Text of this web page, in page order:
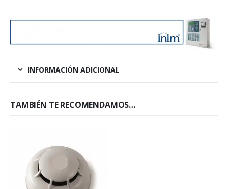
INFORMACIÓN ADICIONAL
TAMBIÉN TE RECOMENDAMOS…